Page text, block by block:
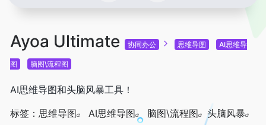
Ayoa Ultimate 协同办公 思维导图 AI思维导
图 脑图\流程图
AI思维导图和头脑风暴工具！
标签： 思维导图 AI思维导图 脑图\流程图
头脑风暴